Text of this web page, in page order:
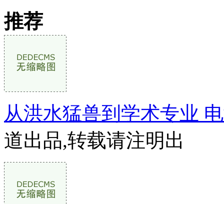
推荐
从洪水猛兽到学术专业
道出品,转载请注明出